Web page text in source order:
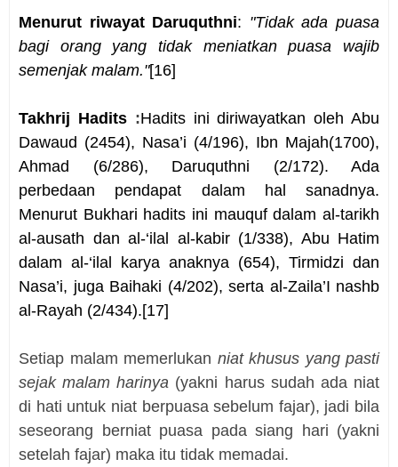
Menurut riwayat Daruquthni: "Tidak ada puasa
bagi orang yang tidak meniatkan puasa wajib
semenjak malam."[16]
Takhrij Hadits:Hadits ini diriwayatkan oleh Abu
Dawaud (2454), Nasa’i (4/196), Ibn Majah(1700),
Ahmad (6/286), Daruquthni (2/172). Ada
perbedaan pendapat dalam hal sanadnya.
Menurut Bukhari hadits ini mauquf dalam al-tarikh
al-ausath dan al-‘ilal al-kabir (1/338), Abu Hatim
dalam al-‘ilal karya anaknya (654), Tirmidzi dan
Nasa’i, juga Baihaki (4/202), serta al-Zaila’I nashb
al-Rayah (2/434).[17]
Setiap malam memerlukan niat khusus yang pasti
sejak malam harinya (yakni harus sudah ada niat
di hati untuk niat berpuasa sebelum fajar), jadi bila
seseorang berniat puasa pada siang hari (yakni
setelah fajar) maka itu tidak memadai.